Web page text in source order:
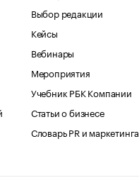
Выбор редакции
Кейсы
Вебинары
Мероприятия
Учебник РБК Компании
Статьи о бизнесе
Словарь PR и маркетинга